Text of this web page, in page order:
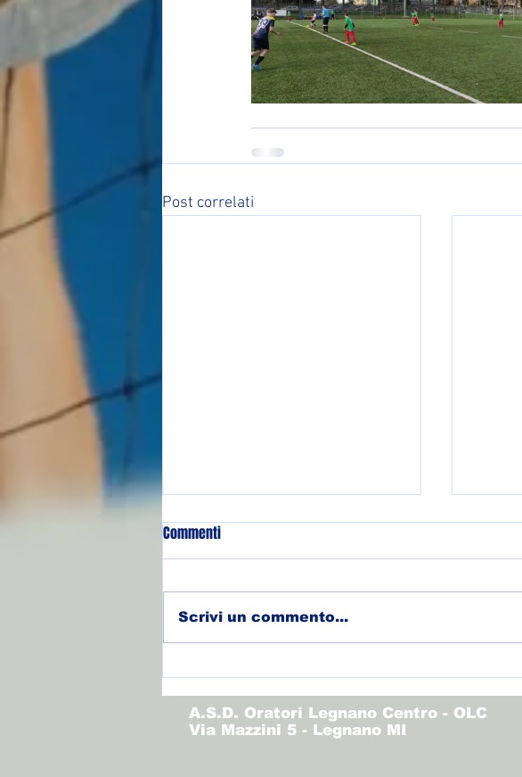
Post correlati
(Allievi) Torneo Olimpo - Finale
3/4
Commenti
Scrivi un commento...
A.S.D. Oratori Legnano Centro - OLC
Via Mazzini 5 - Legnano MI